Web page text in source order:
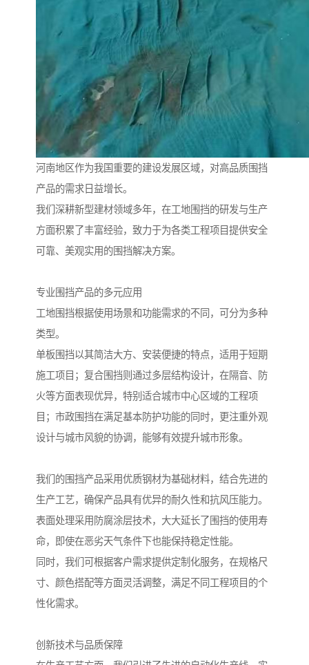
河南地区作为我国重要的建设发展区域，对高品质围挡
产品的需求日益增长。
我们深耕新型建材领域多年，在工地围挡的研发与生产
方面积累了丰富经验，致力于为各类工程项目提供安全
可靠、美观实用的围挡解决方案。
专业围挡产品的多元应用
工地围挡根据使用场景和功能需求的不同，可分为多种
类型。
单板围挡以其简洁大方、安装便捷的特点，适用于短期
施工项目；复合围挡则通过多层结构设计，在隔音、防
火等方面表现优异，特别适合城市中心区域的工程项
目；市政围挡在满足基本防护功能的同时，更注重外观
设计与城市风貌的协调，能够有效提升城市形象。
我们的围挡产品采用优质钢材为基础材料，结合先进的
生产工艺，确保产品具有优异的耐久性和抗风压能力。
表面处理采用防腐涂层技术，大大延长了围挡的使用寿
命，即使在恶劣天气条件下也能保持稳定性能。
同时，我们可根据客户需求提供定制化服务，在规格尺
寸、颜色搭配等方面灵活调整，满足不同工程项目的个
性化需求。
创新技术与品质保障